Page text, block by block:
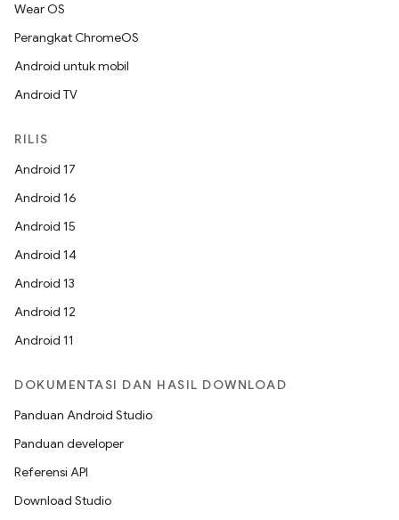
Wear OS
Perangkat ChromeOS
Android untuk mobil
Android TV
RILIS
Android 17
Android 16
Android 15
Android 14
Android 13
Android 12
Android 11
DOKUMENTASI DAN HASIL DOWNLOAD
Panduan Android Studio
Panduan developer
Referensi API
Download Studio